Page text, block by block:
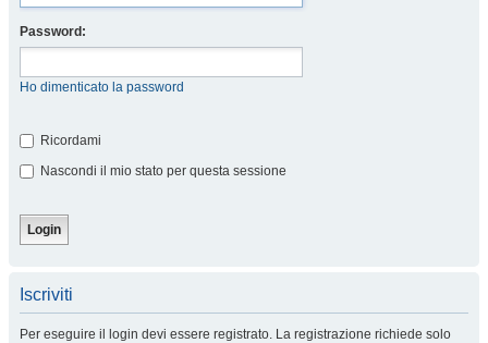
Password:
Ho dimenticato la password
Ricordami
Nascondi il mio stato per questa sessione
Iscriviti
Per eseguire il login devi essere registrato. La registrazione richiede solo